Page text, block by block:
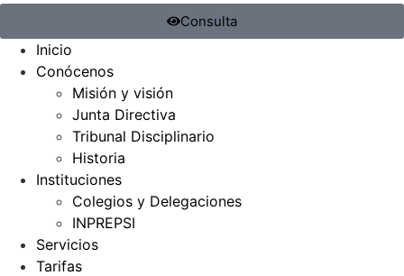
Consulta
Inicio
Conócenos
Misión y visión
Junta Directiva
Tribunal Disciplinario
Historia
Instituciones
Colegios y Delegaciones
INPREPSI
Servicios
Tarifas